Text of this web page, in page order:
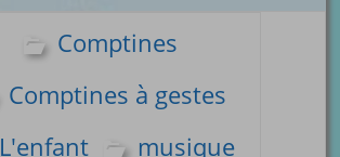
Comptines
Comptines à gestes
L'enfant
musique